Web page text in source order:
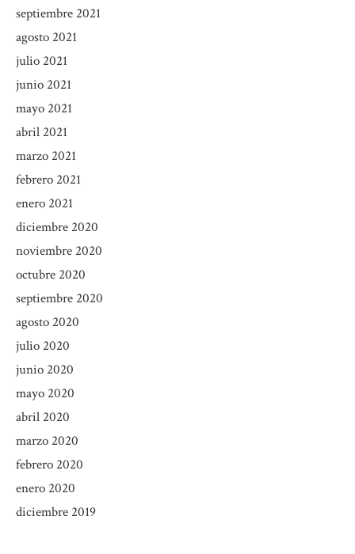
septiembre 2021
agosto 2021
julio 2021
junio 2021
mayo 2021
abril 2021
marzo 2021
febrero 2021
enero 2021
diciembre 2020
noviembre 2020
octubre 2020
septiembre 2020
agosto 2020
julio 2020
junio 2020
mayo 2020
abril 2020
marzo 2020
febrero 2020
enero 2020
diciembre 2019